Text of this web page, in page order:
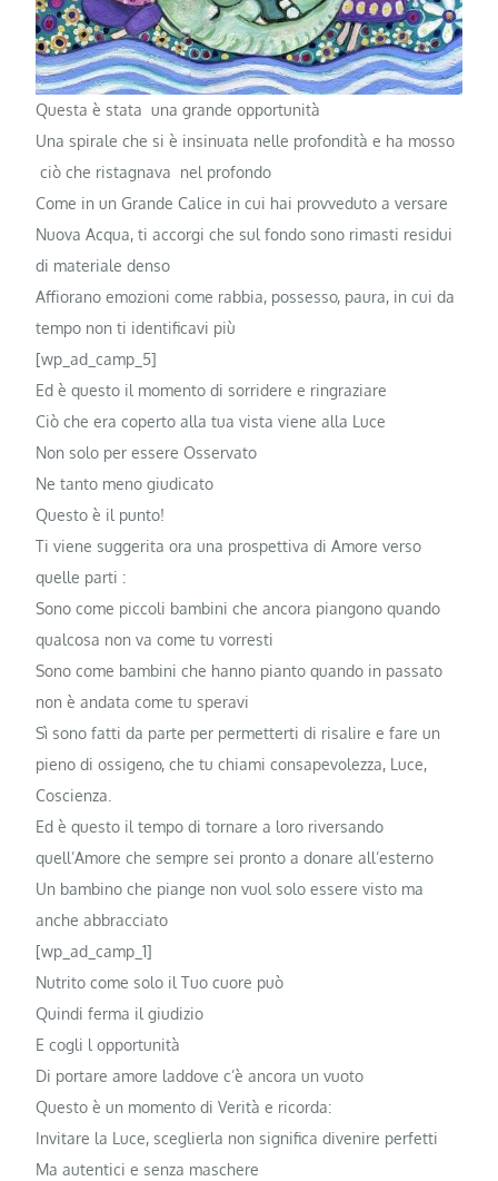
Questa è stata una grande opportunità
Una spirale che si è insinuata nelle profondità e ha mosso
ciò che ristagnava nel profondo
Come in un Grande Calice in cui hai provveduto a versare
Nuova Acqua, ti accorgi che sul fondo sono rimasti residui
di materiale denso
Affiorano emozioni come rabbia, possesso, paura, in cui da
tempo non ti identificavi più
[wp_ad_camp_5]
Ed è questo il momento di sorridere e ringraziare
Ciò che era coperto alla tua vista viene alla Luce
Non solo per essere Osservato
Ne tanto meno giudicato
Questo è il punto!
Ti viene suggerita ora una prospettiva di Amore verso
quelle parti :
Sono come piccoli bambini che ancora piangono quando
qualcosa non va come tu vorresti
Sono come bambini che hanno pianto quando in passato
non è andata come tu speravi
Sì sono fatti da parte per permetterti di risalire e fare un
pieno di ossigeno, che tu chiami consapevolezza, Luce,
Coscienza.
Ed è questo il tempo di tornare a loro riversando
quell’Amore che sempre sei pronto a donare all’esterno
Un bambino che piange non vuol solo essere visto ma
anche abbracciato
[wp_ad_camp_1]
Nutrito come solo il Tuo cuore può
Quindi ferma il giudizio
E cogli l opportunità
Di portare amore laddove c’è ancora un vuoto
Questo è un momento di Verità e ricorda:
Invitare la Luce, sceglierla non significa divenire perfetti
Ma autentici e senza maschere